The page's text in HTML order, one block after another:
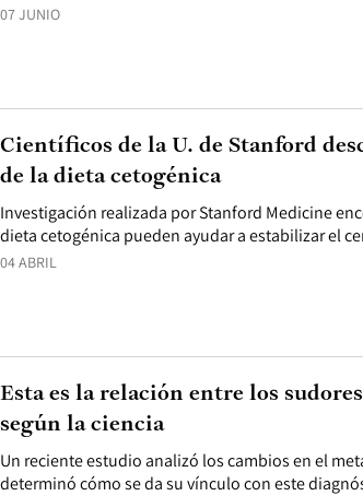
07 JUNIO
04 ABRIL
Investigación realizada por Stanford Medicine
dieta cetogénica pueden ayudar a estabilizar el
Científicos de la U. de Stanford
de la dieta cetogénica
Un reciente estudio analizó los cambios en el
determinó cómo se da su vínculo con este
Esta es la relación entre los
según la ciencia